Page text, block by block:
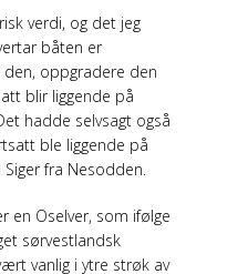
verdi, og det jeg
båten er
oppgradere den
blir liggende på
hadde selvsagt også
ble liggende på
fra Nesodden.
en Oselver, som ifølge
sørvestlandsk
vanlig i ytre strøk av